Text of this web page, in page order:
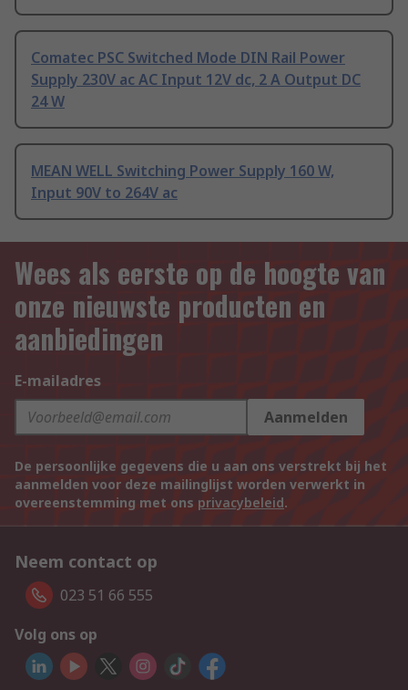
Comatec PSC Switched Mode DIN Rail Power
Supply 230V ac AC Input 12V dc, 2 A Output DC
24 W
MEAN WELL Switching Power Supply 160 W,
Input 90V to 264V ac
Wees als eerste op de hoogte van
onze nieuwste producten en
aanbiedingen
E-mailadres
Aanmelden
De persoonlijke gegevens die u aan ons verstrekt bij het
aanmelden voor deze mailinglijst worden verwerkt in
overeenstemming met ons privacybeleid.
Neem contact op
023 51 66 555
Volg ons op